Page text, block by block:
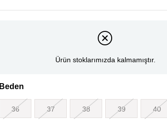
Ürün stoklarımızda kalmamıştır.
Beden
36 37 38 39 40